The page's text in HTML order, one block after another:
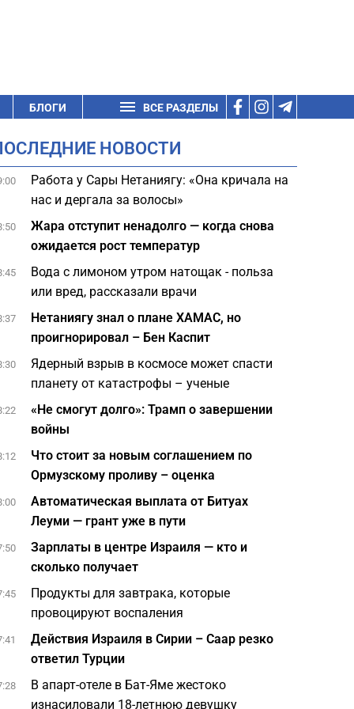
БЛОГИ ВСЕ РАЗДЕЛЫ
НОВОСТИ
Работа у Сары Нетаниягу: «Она кричала на
нас и дергала за волосы»
Жара отступит ненадолго — когда снова
ожидается рост температур
Вода с лимоном утром натощак - польза
или вред, рассказали врачи
Нетаниягу знал о плане ХАМАС, но
проигнорировал – Бен Каспит
Ядерный взрыв в космосе может спасти
планету от катастрофы – ученые
«Не смогут долго»: Трамп о завершении
войны
Что стоит за новым соглашением по
Ормузскому проливу – оценка
Автоматическая выплата от Битуах
Леуми — грант уже в пути
Зарплаты в центре Израиля — кто и
сколько получает
Продукты для завтрака, которые
провоцируют воспаления
Действия Израиля в Сирии – Саар резко
ответил Турции
В апарт-отеле в Бат-Яме жестоко
изнасиловали 18-летнюю девушку